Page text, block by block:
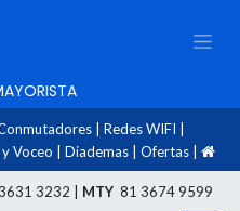
Redes WIFI
Voceo Diademas Ofertas
3232 | MTY 81 3674 9599